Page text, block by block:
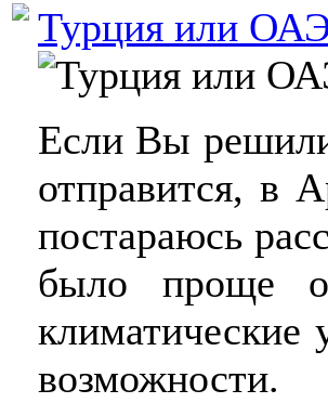
Турция или
Если Вы решили
отправится, в
постараюсь
было проще
климатические
возможности.